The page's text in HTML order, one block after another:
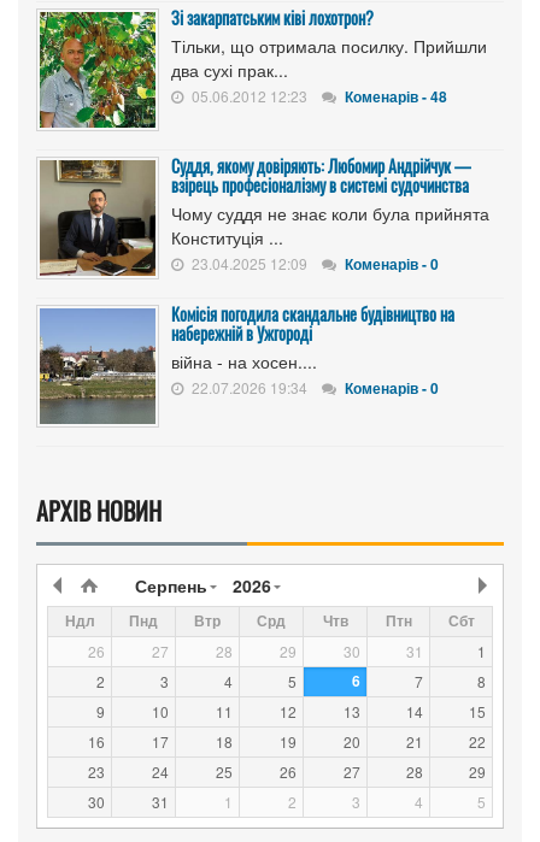
Зі закарпатським ківі лохотрон?
Тільки, що отримала посилку. Прийшли
два сухі прак...
05.06.2012 12:23 Коменарів - 48
Суддя, якому довіряють: Любомир Андрійчук —
взірець професіоналізму в системі судочинства
Чому суддя не знає коли була прийнята
Конституція ...
23.04.2025 12:09 Коменарів - 0
Комісія погодила скандальне будівництво на
набережній в Ужгороді
війна - на хосен....
22.07.2026 19:34 Коменарів - 0
АРХІВ НОВИН
Серпень 2026
Ндл Пнд Втр Срд Чтв Птн Сбт
26 27 28 29 30 31
1
2
3 4 5 6 7
8
9
10 11 12 13 14
15
16
17 18 19 20 21
22
23
24 25 26 27 28
29
30
31 1 2 3 4 5